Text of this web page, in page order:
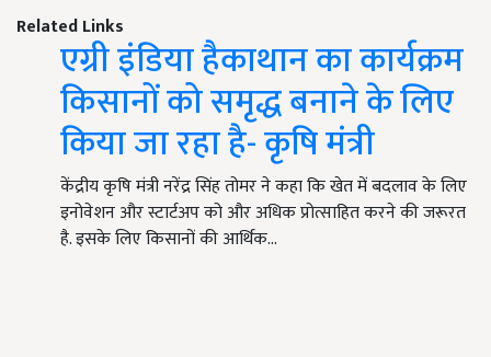
Related Links
एग्री इंडिया हैकाथान का कार्यक्रम
किसानों को समृद्ध बनाने के लिए
किया जा रहा है- कृषि मंत्री
केंद्रीय कृषि मंत्री नरेंद्र सिंह तोमर ने कहा कि खेत में बदलाव के लिए
इनोवेशन और स्टार्टअप को और अधिक प्रोत्साहित करने की जरूरत
है. इसके लिए किसानों की आर्थिक…